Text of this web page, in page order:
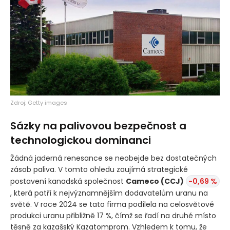
Zdroj: Getty images
Sázky na palivovou bezpečnost a
technologickou dominanci
Žádná jaderná renesance se neobejde bez dostatečných
zásob paliva. V tomto ohledu zaujímá strategické
postavení kanadská společnost Cameco (CCJ) -0,69 %
, která patří k nejvýznamnějším dodavatelům uranu na
světě. V roce 2024 se tato firma podílela na celosvětové
produkci uranu přibližně 17 %, čímž se řadí na druhé místo
těsně za kazašský Kazatomprom. Vzhledem k tomu, že